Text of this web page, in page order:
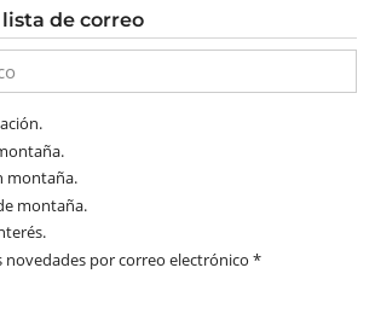
de correo
montaña.
montaña.
novedades por correo electrónico *